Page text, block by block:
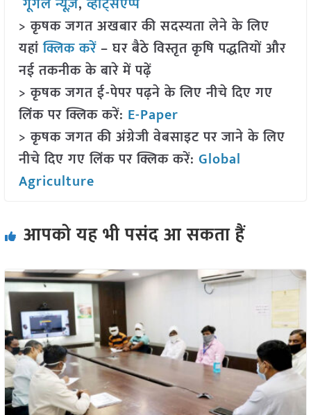
> कृषक जगत अखबार की सदस्यता लेने के लिए
यहांक्लिक करें– घर बैठे विस्तृत कृषि पद्धतियों और
नई तकनीक के बारे में पढ़ें
> कृषक जगत ई-पेपर पढ़ने के लिए नीचे दिए गए
लिंक पर क्लिक करें: E-Paper
> कृषक जगत की अंग्रेजी वेबसाइट पर जाने के लिए
नीचे दिए गए लिंक पर क्लिक करें: Global
Agriculture
आपको यह भी पसंद आ सकता हैं